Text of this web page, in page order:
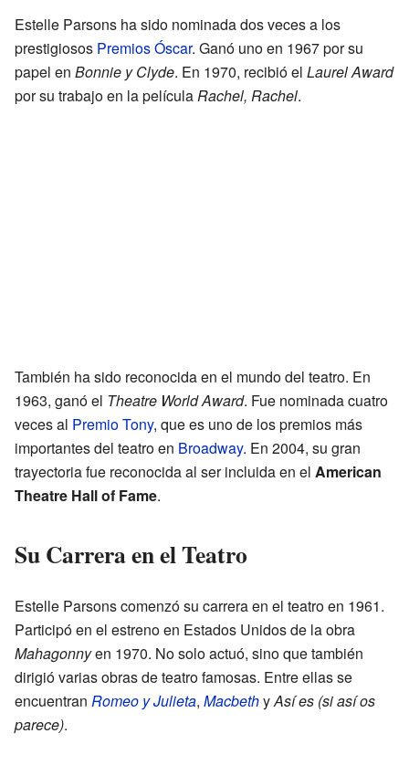
Estelle Parsons ha sido nominada dos veces a los
prestigiosos Premios Óscar. Ganó uno en 1967 por su
papel en Bonnie y Clyde. En 1970, recibió el Laurel Award
por su trabajo en la películaRachel, Rachel.
También ha sido reconocida en el mundo del teatro. En
1963, ganó el Theatre World Award. Fue nominada cuatro
veces al Premio Tony, que es uno de los premios más
importantes del teatro en Broadway. En 2004, su gran
trayectoria fue reconocida al ser incluida en el American
Theatre Hall of Fame.
Su Carrera en el Teatro
Estelle Parsons comenzó su carrera en el teatro en 1961.
Participó en el estreno en Estados Unidos de la obra
Mahagonnyen 1970. No solo actuó, sino que también
dirigió varias obras de teatro famosas. Entre ellas se
encuentran Romeo y Julieta, MacbethyAsí es (si así os
parece).